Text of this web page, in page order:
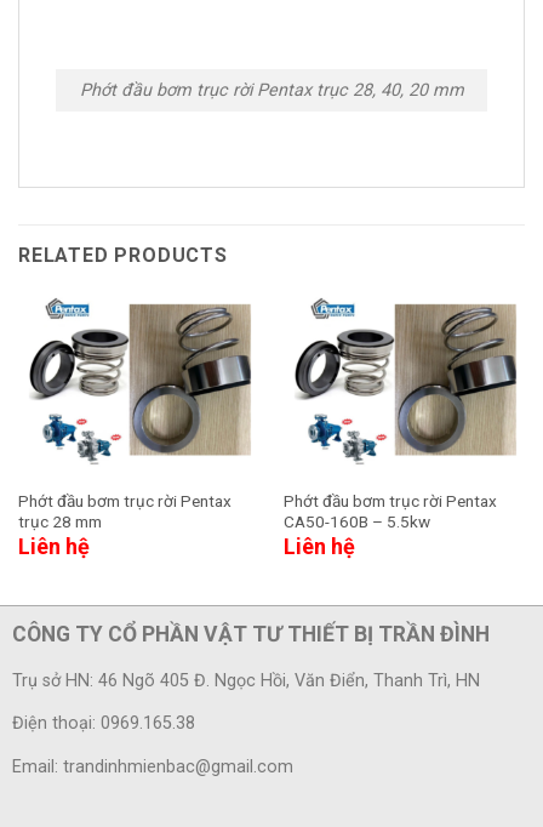
Phớt đầu bơm trục rời Pentax trục 28, 40, 20 mm
RELATED PRODUCTS
Phớt đầu bơm trục rời Pentax
trục 28 mm
Liên hệ
Phớt đầu bơm trục rời Pentax
CA50-160B – 5.5kw
Liên hệ
CÔNG TY CỔ PHẦN VẬT TƯ THIẾT BỊ TRẦN ĐÌNH
Trụ sở HN: 46 Ngõ 405 Đ. Ngọc Hồi, Văn Điển, Thanh Trì, HN
Điện thoại: 0969.165.38
Email: trandinhmienbac@gmail.com